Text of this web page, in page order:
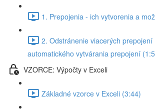
1. Prepojenia - ich vytvorenia a
2. Odstránenie viacerých prepojení
automatického vytvárania prepojení
VZORCE: Výpočty v Exceli
Základné vzorce v Exceli (3:44)